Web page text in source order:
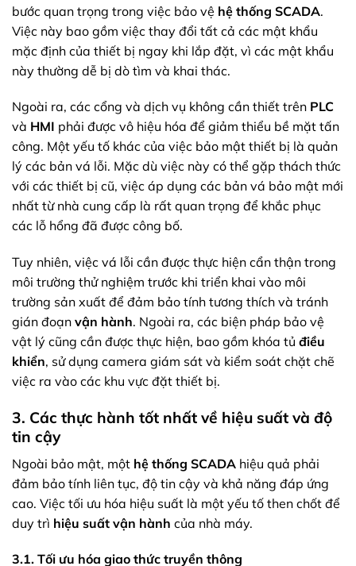
bước quan trọng trong việc bảo vệ hệ thống SCADA.
Việc này bao gồm việc thay đổi tất cả các mật khẩu
mặc định của thiết bị ngay khi lắp đặt, vì các mật khẩu
này thường dễ bị dò tìm và khai thác.
Ngoài ra, các cổng và dịch vụ không cần thiết trên PLC
và HMI phải được vô hiệu hóa để giảm thiểu bề mặt tấn
công. Một yếu tố khác của việc bảo mật thiết bị là quản
lý các bản vá lỗi. Mặc dù việc này có thể gặp thách thức
với các thiết bị cũ, việc áp dụng các bản vá bảo mật mới
nhất từ nhà cung cấp là rất quan trọng để khắc phục
các lỗ hổng đã được công bố.
Tuy nhiên, việc vá lỗi cần được thực hiện cẩn thận trong
môi trường thử nghiệm trước khi triển khai vào môi
trường sản xuất để đảm bảo tính tương thích và tránh
gián đoạn vận hành. Ngoài ra, các biện pháp bảo vệ
vật lý cũng cần được thực hiện, bao gồm khóa tủ điều
khiển, sử dụng camera giám sát và kiểm soát chặt chẽ
việc ra vào các khu vực đặt thiết bị.
3. Các thực hành tốt nhất về hiệu suất và độ
tin cậy
Ngoài bảo mật, một hệ thống SCADA hiệu quả phải
đảm bảo tính liên tục, độ tin cậy và khả năng đáp ứng
cao. Việc tối ưu hóa hiệu suất là một yếu tố then chốt để
duy trì hiệu suất vận hành của nhà máy.
3.1. Tối ưu hóa giao thức truyền thông